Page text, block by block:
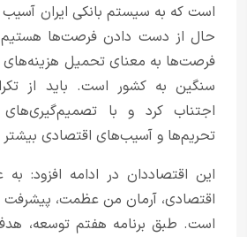
است که به سیستم بانکی ایران آسیب
حال از دست دادن فرصت‌ها
فرصت‌ها به معنای تحمیل هزینه‌های
سنگین به کشور است. باید از
اجتناب کرد و با تصمیم‌گیری‌های
تحریم‌ها و آسیب‌های اقتصادی بیشتر
این اقتصاددان در ادامه افزود:
اقتصادی، آرمان من عظمت، پیشرفت و
است. طبق برنامه هفتم توسعه،